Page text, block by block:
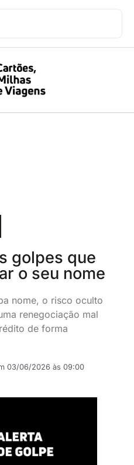
golpes que
o seu nome
nome, o risco oculto
renegociação mal
de forma
03/06/2026 às 09:00